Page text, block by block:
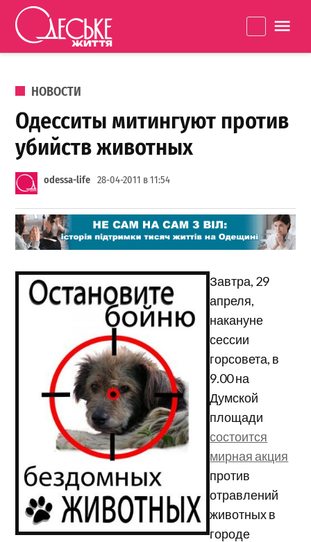
Перейти к содержанию
життя
ОПУБЛИКОВАНО В
НОВОСТИ
Одесситы митингуют против
убийств животных
odessa-life 28-04-2011 в 11:54
Завтра, 29
апреля,
накануне
сессии
горсовета, в
9.00 на
Думской
площади
состоится
мирная акция
против
отравлений
животных в
городе